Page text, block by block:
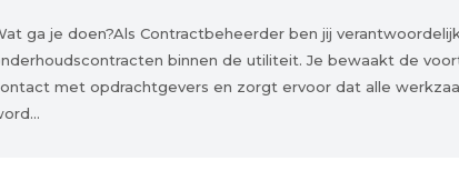
ga je doen?Als Contractbeheerder ben jij
binnen de utiliteit. Je bewaakt de
met opdrachtgevers en zorgt ervoor dat alle